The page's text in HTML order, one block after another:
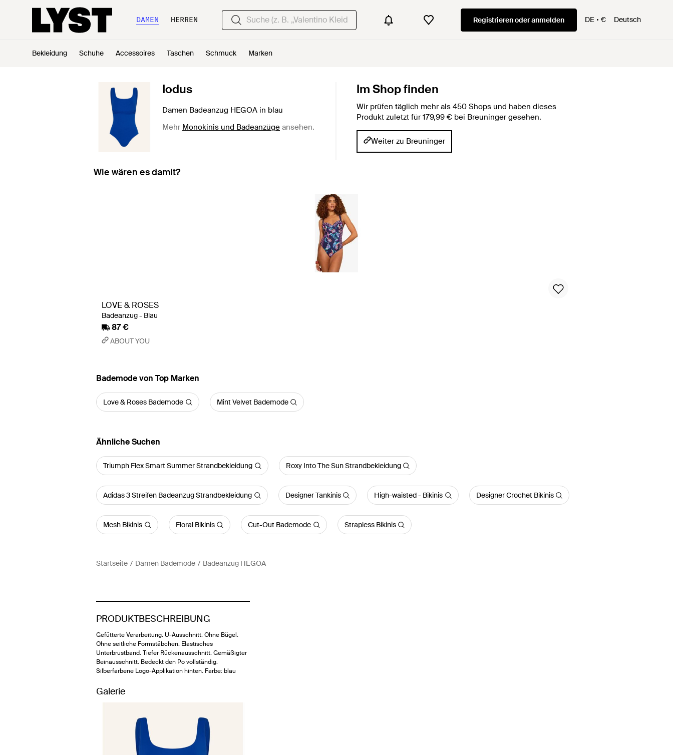
DAMEN HERREN Registrieren oder anmelden DE € Deutsch
Bekleidung Schuhe Accessoires Taschen Schmuck Marken
Iodus
Damen Badeanzug HEGOA in blau
Mehr Monokinis und Badeanzüge ansehen.
Im Shop finden
Wir prüfen täglich mehr als 450 Shops und haben dieses
Produkt zuletzt für 179,99 € bei Breuninger gesehen.
Weiter zu Breuninger
Wie wären es damit?
LOVE & ROSES
Badeanzug - Blau
87 €
ABOUT YOU
Bademode von Top Marken
Love & Roses Bademode Mint Velvet Bademode
Ähnliche Suchen
Triumph Flex Smart Summer Strandbekleidung Roxy Into The Sun Strandbekleidung
Adidas 3 Streifen Badeanzug Strandbekleidung Designer Tankinis High-waisted - Bikinis Designer Crochet Bikinis
Mesh Bikinis Floral Bikinis Cut-Out Bademode Strapless Bikinis
Startseite Damen Bademode Badeanzug HEGOA
PRODUKTBESCHREIBUNG
Gefütterte Verarbeitung. U-Ausschnitt. Ohne Bügel.
Ohne seitliche Formstäbchen. Elastisches
Unterbrustband. Tiefer Rückenausschnitt. Gemäßigter
Beinausschnitt. Bedeckt den Po vollständig.
Silberfarbene Logo-Applikation hinten. Farbe: blau
Galerie